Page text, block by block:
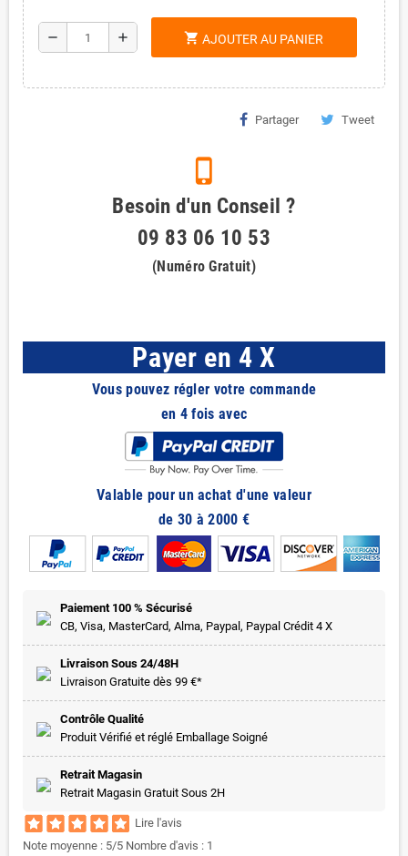
remove add shopping_cart AJOUTER AU PANIER
Partager Tweet
phone_iphone
Besoin d'un Conseil ?
09 83 06 10 53
(Numéro Gratuit)
Payer en 4 X
Vous pouvez régler votre commande
en 4 fois avec
Valable pour un achat d'une valeur
de 30 à 2000 €
Paiement 100 % Sécurisé
CB, Visa, MasterCard, Alma, Paypal, Paypal Crédit 4 X
Livraison Sous 24/48H
Livraison Gratuite dès 99 €*
Contrôle Qualité
Produit Vérifié et réglé Emballage Soigné
Retrait Magasin
Retrait Magasin Gratuit Sous 2H
Lire l'avis
Note moyenne : 5/5 Nombre d'avis : 1